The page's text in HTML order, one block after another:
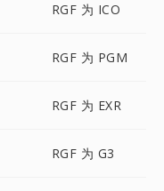
RGF 为 ICO
RGF 为 PGM
RGF 为 EXR
RGF 为 G3